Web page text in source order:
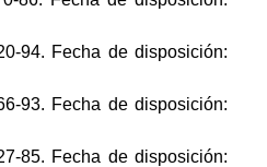
94. Fecha de disposición:
93. Fecha de disposición:
85. Fecha de disposición: